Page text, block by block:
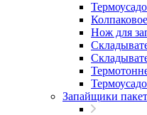
Нож для
Запайщики